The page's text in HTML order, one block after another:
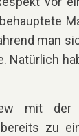
man
Natürlich
mit der
zu